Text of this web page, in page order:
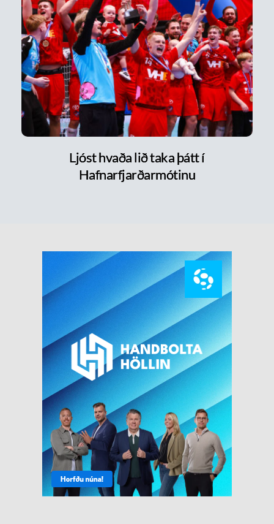
Ljóst hvaða lið taka þátt í
Hafnarfjarðarmótinu